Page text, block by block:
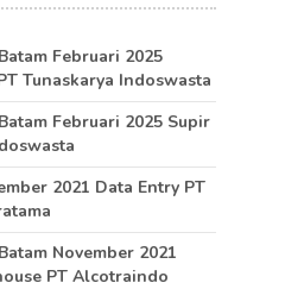
Februari 2025
Tunaskarya Indoswasta
Februari 2025 Supir
2021 Data Entry PT
November 2021
PT Alcotraindo